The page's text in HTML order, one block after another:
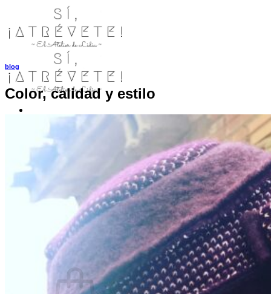
TIENDA
MIS COSITAS POR EL MUNDO
BLOG
CONTACTO
Buscar por:
Acceder / Registrarse
Carrito / €
blog
Color, calidad y estilo